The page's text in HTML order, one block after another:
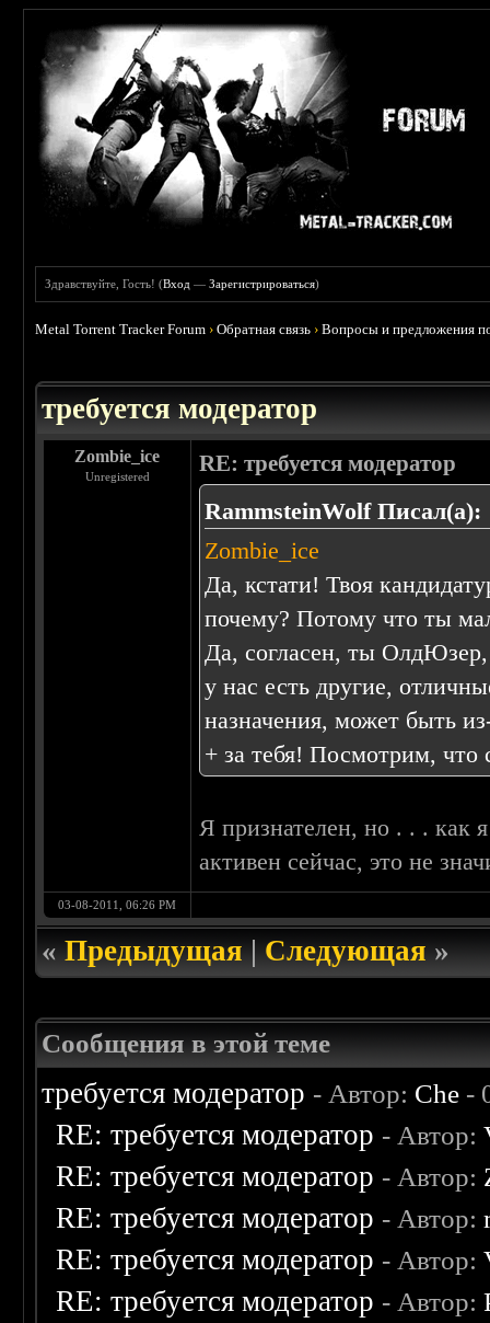
Здравствуйте, Гость! (Вход —Зарегистрироваться)
Metal Torrent Tracker Forum ›Обратная связь ›Вопросы и предложения
требуется модератор
Zombie_ice
Unregistered
RE: требуется модератор
RammsteinWolf Писал(а):
Zombie_ice
Да, кстати! Твоя
почему? Потому что ты
Да, согласен, ты
у нас есть другие,
назначения, может быть
+ за тебя! Посмотрим, что
Я признателен, но . . . как
активен сейчас, это не
03-08-2011, 06:26 PM
«Предыдущая|Следующая»
Сообщения в этой теме
требуется модератор - Автор: Che -
RE: требуется модератор - Автор:
RE: требуется модератор - Автор:
RE: требуется модератор - Автор:
RE: требуется модератор - Автор:
RE: требуется модератор - Автор: